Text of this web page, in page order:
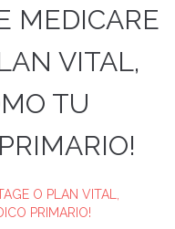
MEDICARE
VITAL,
TU
O PLAN VITAL,
PRIMARIO!